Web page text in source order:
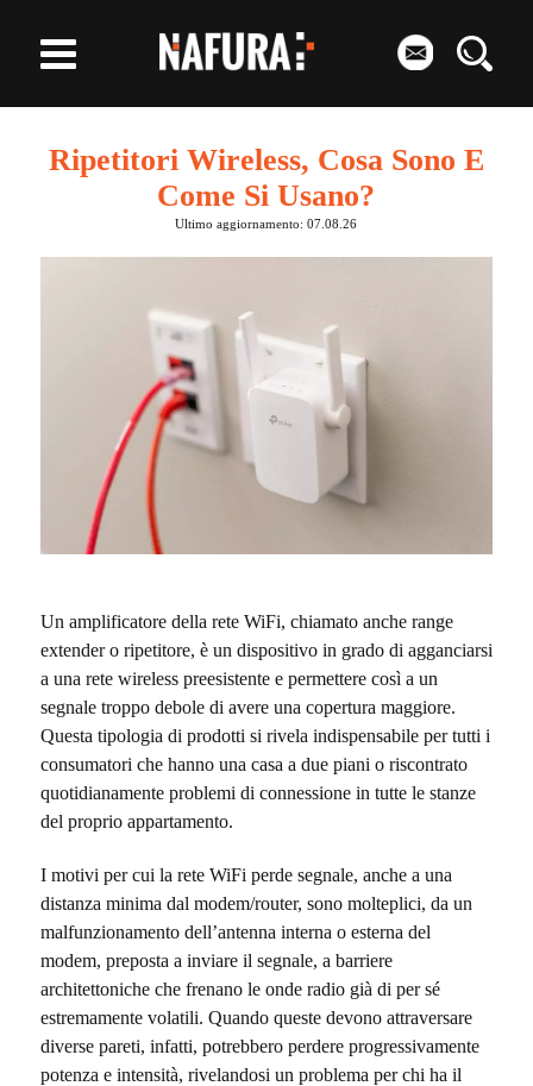
Ripetitori Wireless, Cosa Sono E
Come Si Usano?
Ultimo aggiornamento: 07.08.26
Un amplificatore della rete WiFi, chiamato anche range
extender o ripetitore, è un dispositivo in grado di agganciarsi
a una rete wireless preesistente e permettere così a un
segnale troppo debole di avere una copertura maggiore.
Questa tipologia di prodotti si rivela indispensabile per tutti i
consumatori che hanno una casa a due piani o riscontrato
quotidianamente problemi di connessione in tutte le stanze
del proprio appartamento.
I motivi per cui la rete WiFi perde segnale, anche a una
distanza minima dal modem/router, sono molteplici, da un
malfunzionamento dell’antenna interna o esterna del
modem, preposta a inviare il segnale, a barriere
architettoniche che frenano le onde radio già di per sé
estremamente volatili. Quando queste devono attraversare
diverse pareti, infatti, potrebbero perdere progressivamente
potenza e intensità, rivelandosi un problema per chi ha il